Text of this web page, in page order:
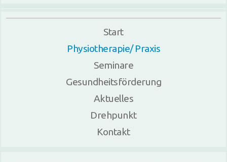
Start
Physiotherapie/ Praxis
Seminare
Gesundheitsförderung
Aktuelles
Drehpunkt
Kontakt